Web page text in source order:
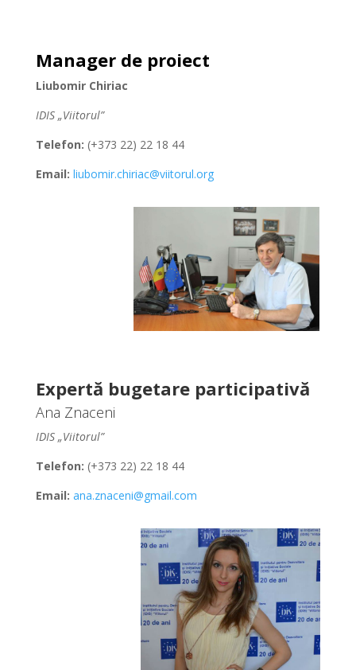
Manager de proiect
Liubomir Chiriac
IDIS „Viitorul”
Telefon: (+373 22) 22 18 44
Email: liubomir.chiriac@viitorul.org
Expertă bugetare participativă
Ana Znaceni
IDIS „Viitorul”
Telefon: (+373 22) 22 18 44
Email: ana.znaceni@gmail.com